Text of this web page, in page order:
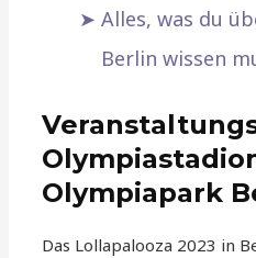
Alles, was du
Berlin wissen
Olympiapark
Das Lollapalooza 2023 in